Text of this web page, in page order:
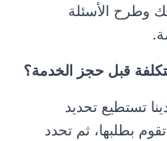
وطرح الأسئلة
قبل حجز الخدمة؟
تستطيع تحديد
بطلبها، ثم تحدد